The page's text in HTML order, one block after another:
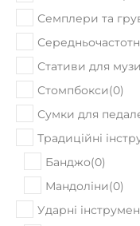
Семплери та
Стативи для
Стомпбокси(0)
Сумки для
Традиційні
Банджо(0)
Мандоліни(0)
Ударні